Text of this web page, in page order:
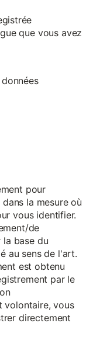
que vous avez
pour
la mesure où
vous identifier.
de
base du
au sens de l'art.
est obtenu
par le
volontaire, vous
directement